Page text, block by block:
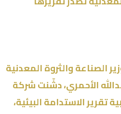
الصناعة والثروة المعدنية
الأحمري، دشّنت شركة
الاستدامة البيئية،